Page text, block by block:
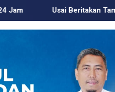
Emas Ilegal di Luwu,